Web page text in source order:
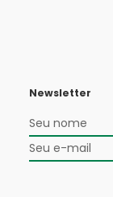
Newsletter